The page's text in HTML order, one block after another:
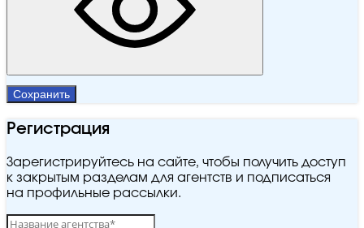
Сохранить
Регистрация
Зарегистрируйтесь на сайте, чтобы получить доступ
к закрытым разделам для агентств и подписаться
на профильные рассылки.